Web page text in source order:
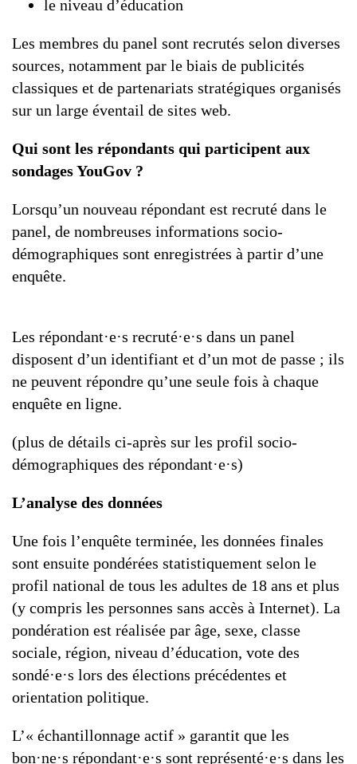
le niveau d’éducation
Les membres du panel sont recrutés selon diverses
sources, notamment par le biais de publicités
classiques et de partenariats stratégiques organisés
sur un large éventail de sites web.
Qui sont les répondants qui participent aux
sondages YouGov ?
Lorsqu’un nouveau répondant est recruté dans le
panel, de nombreuses informations socio-
démographiques sont enregistrées à partir d’une
enquête.
Les répondant·e·s recruté·e·s dans un panel
disposent d’un identifiant et d’un mot de passe ; ils
ne peuvent répondre qu’une seule fois à chaque
enquête en ligne.
(plus de détails ci-après sur les profil socio-
démographiques des répondant·e·s)
L’analyse des données
Une fois l’enquête terminée, les données finales
sont ensuite pondérées statistiquement selon le
profil national de tous les adultes de 18 ans et plus
(y compris les personnes sans accès à Internet). La
pondération est réalisée par âge, sexe, classe
sociale, région, niveau d’éducation, vote des
sondé·e·s lors des élections précédentes et
orientation politique.
L’« échantillonnage actif » garantit que les
bon·ne·s répondant·e·s sont représenté·e·s dans les